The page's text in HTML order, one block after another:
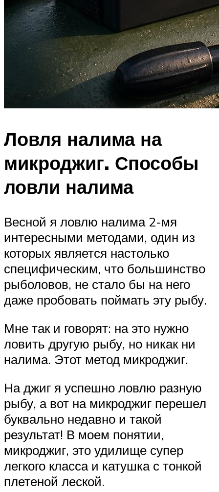
Ловля налима на
микроджиг. Способы
ловли налима
Весной я ловлю налима 2-мя
интересными методами, один из
которых является настолько
специфическим, что большинство
рыболовов, не стало бы на него
даже пробовать поймать эту рыбу.
Мне так и говорят: на это нужно
ловить другую рыбу, но никак ни
налима. Этот метод микроджиг.
На джиг я успешно ловлю разную
рыбу, а вот на микроджиг перешел
буквально недавно и такой
результат! В моем понятии,
микроджиг, это удилище супер
легкого класса и катушка с тонкой
плетеной леской.